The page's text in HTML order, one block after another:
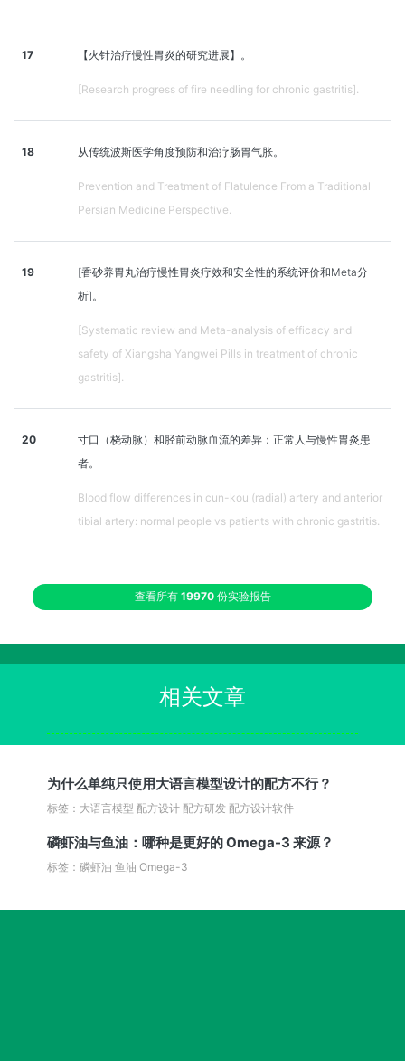
17 【火针治疗慢性胃炎的研究进展】。
[Research progress of fire needling for chronic gastritis].
18 从传统波斯医学角度预防和治疗肠胃气胀。
Prevention and Treatment of Flatulence From a Traditional
Persian Medicine Perspective.
19
[香砂养胃丸治疗慢性胃炎疗效和安全性的系统评价和Meta分
析]。
[Systematic review and Meta-analysis of efficacy and
safety of Xiangsha Yangwei Pills in treatment of chronic
gastritis].
20
寸口（桡动脉）和胫前动脉血流的差异：正常人与慢性胃炎患
者。
Blood flow differences in cun-kou (radial) artery and anterior
tibial artery: normal people vs patients with chronic gastritis.
查看所有 19970份实验报告
相关文章
为什么单纯只使用大语言模型设计的配方不行？
标签：大语言模型 配方设计 配方研发 配方设计软件
磷虾油与鱼油：哪种是更好的 Omega-3 来源？
标签：磷虾油 鱼油 Omega-3